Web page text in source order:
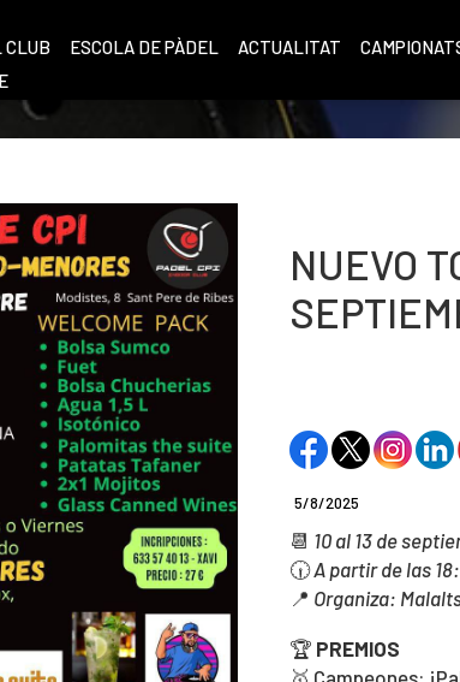
CLUB ESCOLA DE PÀDEL ACTUALITAT
NUEVO
5/8/2025
📆 10 al 13 de
🕡A partir de las
📍 Organiza:
🏆 PREMIOS